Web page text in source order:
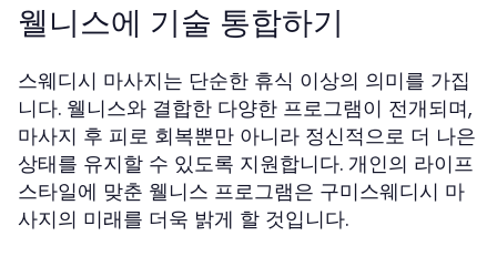
웰니스에 기술 통합하기
스웨디시 마사지는 단순한 휴식 이상의 의미를 가집
니다. 웰니스와 결합한 다양한 프로그램이 전개되며,
마사지 후 피로 회복뿐만 아니라 정신적으로 더 나은
상태를 유지할 수 있도록 지원합니다. 개인의 라이프
스타일에 맞춘 웰니스 프로그램은 구미스웨디시 마
사지의 미래를 더욱 밝게 할 것입니다.